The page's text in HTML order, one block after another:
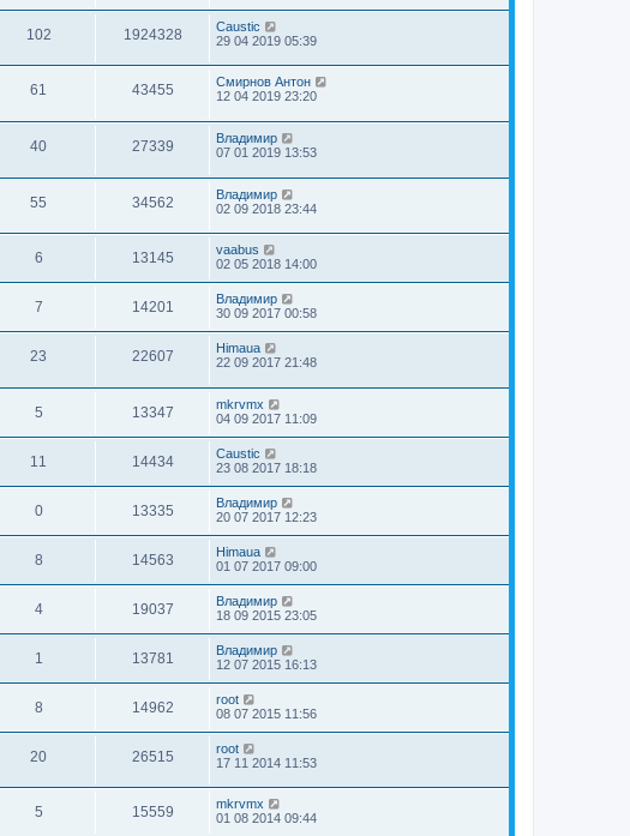
102 1924328
Caustic
29 04 2019 05:39
61 43455
Смирнов Антон
12 04 2019 23:20
40 27339
Владимир
07 01 2019 13:53
55 34562
Владимир
02 09 2018 23:44
6 13145
vaabus
02 05 2018 14:00
7 14201
Владимир
30 09 2017 00:58
23 22607
Himaua
22 09 2017 21:48
5 13347
mkrvmx
04 09 2017 11:09
11 14434
Caustic
23 08 2017 18:18
0 13335
Владимир
20 07 2017 12:23
8 14563
Himaua
01 07 2017 09:00
4 19037
Владимир
18 09 2015 23:05
1 13781
Владимир
12 07 2015 16:13
8 14962
root
08 07 2015 11:56
20 26515
root
17 11 2014 11:53
5 15559
mkrvmx
01 08 2014 09:44